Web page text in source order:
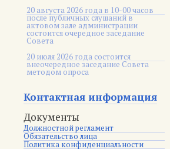
20 августа 2026 года в 10-00 часов
после публичных слушаний в
актовом зале администрации
состоится очередное заседание
Совета
20 июля 2026 года состоится
внеочередное заседание Совета
методом опроса
Контактная информация
Документы
Должностной регламент
Обязательство лица
Политика конфиденциальности